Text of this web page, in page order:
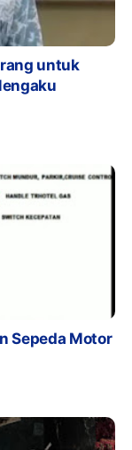
untuk
Sepeda Motor